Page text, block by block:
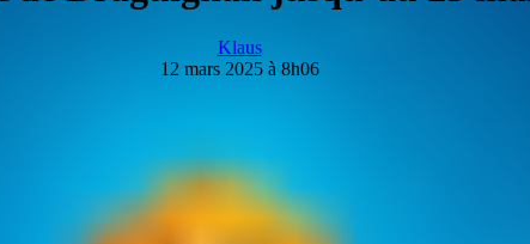
Klaus
12 mars 2025 à 8h06